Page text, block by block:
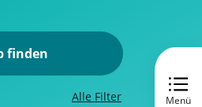
finden
Alle Filter Menü